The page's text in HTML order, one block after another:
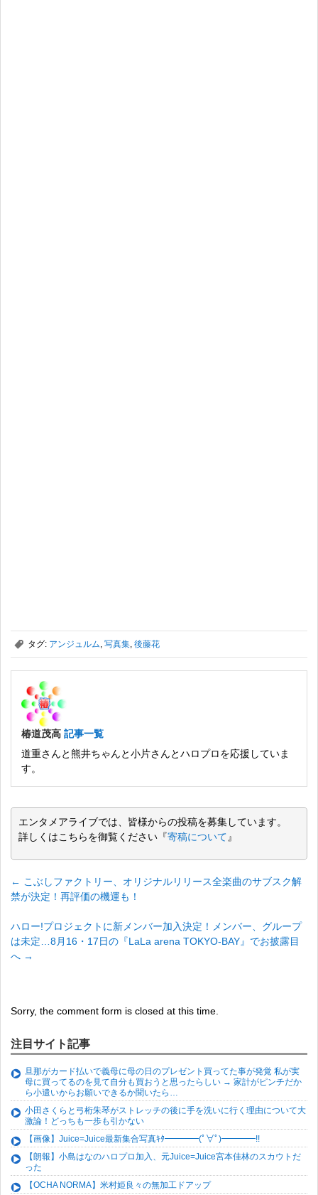
, タグ: アンジュルム, 写真集, 後藤花
椿道茂高 記事一覧
道重さんと熊井ちゃんと小片さんとハロプロを応援していま
す。
エンタメアライブでは、皆様からの投稿を募集しています。
詳しくはこちらを御覧ください『寄稿について』
← こぶしファクトリー、オリジナルリリース全楽曲のサブスク解
禁が決定！再評価の機運も！
ハロー!プロジェクトに新メンバー加入決定！メンバー、グループ
は未定…8月16・17日の『LaLa arena TOKYO-BAY』でお披露目
へ →
Sorry, the comment form is closed at this time.
注目サイト記事
旦那がカード払いで義母に母の日のプレゼント買ってた事が発覚 私が実
母に買ってるのを見て自分も買おうと思ったらしい → 家計がピンチだか
ら小遣いからお願いできるか聞いたら…
小田さくらと弓桁朱琴がストレッチの後に手を洗いに行く理由について大
激論！どっちも一歩も引かない
【画像】Juice=Juice最新集合写真ｷﾀ━━━━(ﾟ∀ﾟ)━━━━!!
【朗報】小島はなのハロプロ加入、元Juice=Juice宮本佳林のスカウトだ
った
【OCHA NORMA】米村姫良々の無加工ドアップ